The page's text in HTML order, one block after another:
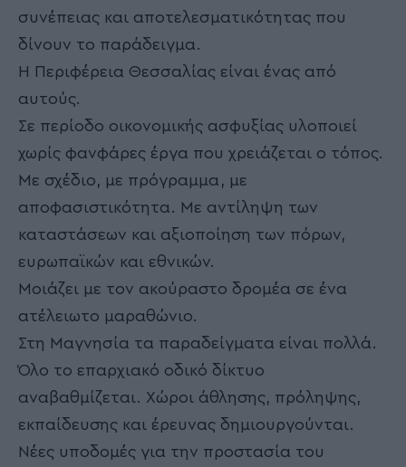
συνέπειας και αποτελεσματικότητας που
δίνουν το παράδειγμα.
Η Περιφέρεια Θεσσαλίας είναι ένας από
αυτούς.
Σε περίοδο οικονομικής ασφυξίας υλοποιεί
χωρίς φανφάρες έργα που χρειάζεται ο τόπος.
Με σχέδιο, με πρόγραμμα, με
αποφασιστικότητα. Με αντίληψη των
καταστάσεων και αξιοποίηση των πόρων,
ευρωπαϊκών και εθνικών.
Μοιάζει με τον ακούραστο δρομέα σε ένα
ατέλειωτο μαραθώνιο.
Στη Μαγνησία τα παραδείγματα είναι πολλά.
Όλο το επαρχιακό οδικό δίκτυο
αναβαθμίζεται. Χώροι άθλησης, πρόληψης,
εκπαίδευσης και έρευνας δημιουργούνται.
Νέες υποδομές για την προστασία του